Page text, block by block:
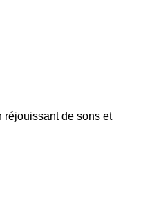
réjouissant de sons et